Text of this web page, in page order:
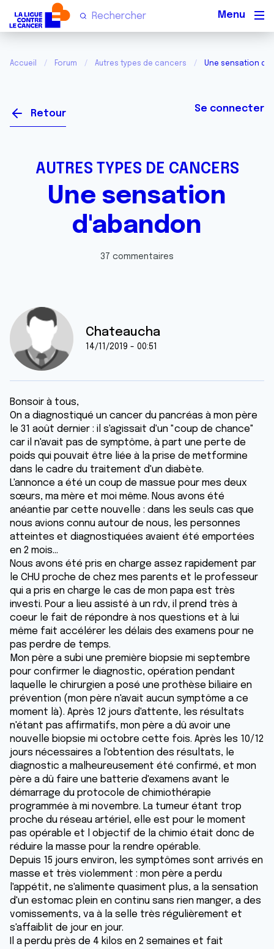
Accueil Forum Autres types de cancers Une sensation
Retour Se connecter
AUTRES TYPES DE CANCERS
Une sensation
d'abandon
37 commentaires
Chateaucha
14/11/2019 - 00:51
Bonsoir à tous,
On a diagnostiqué un cancer du pancréas à mon père
le 31 août dernier : il s'agissait d'un "coup de chance"
car il n'avait pas de symptôme, à part une perte de
poids qui pouvait être liée à la prise de metformine
dans le cadre du traitement d'un diabète.
L'annonce a été un coup de massue pour mes deux
sœurs, ma mère et moi même. Nous avons été
anéantie par cette nouvelle : dans les seuls cas que
nous avions connu autour de nous, les personnes
atteintes et diagnostiquées avaient été emportées
en 2 mois...
Nous avons été pris en charge assez rapidement par
le CHU proche de chez mes parents et le professeur
qui a pris en charge le cas de mon papa est très
investi. Pour a lieu assisté à un rdv, il prend très à
coeur le fait de répondre à nos questions et à lui
même fait accélérer les délais des examens pour ne
pas perdre de temps.
Mon père a subi une première biopsie mi septembre
pour confirmer le diagnostic, opération pendant
laquelle le chirurgien a posé une prothèse biliaire en
prévention (mon père n'avait aucun symptôme a ce
moment là). Après 12 jours d'attente, les résultats
n'étant pas affirmatifs, mon père a dû avoir une
nouvelle biopsie mi octobre cette fois. Après les 10/12
jours nécessaires a l'obtention des résultats, le
diagnostic a malheureusement été confirmé, et mon
père a dû faire une batterie d'examens avant le
démarrage du protocole de chimiothérapie
programmée à mi novembre. La tumeur étant trop
proche du réseau artériel, elle est pour le moment
pas opérable et l objectif de la chimio était donc de
réduire la masse pour la rendre opérable.
Depuis 15 jours environ, les symptômes sont arrivés en
masse et très violemment : mon père a perdu
l'appétit, ne s'alimente quasiment plus, a la sensation
d'un estomac plein en continu sans rien manger, a des
vomissements, va à la selle très régulièrement et
s'affaiblit de jour en jour.
Il a perdu près de 4 kilos en 2 semaines et fait